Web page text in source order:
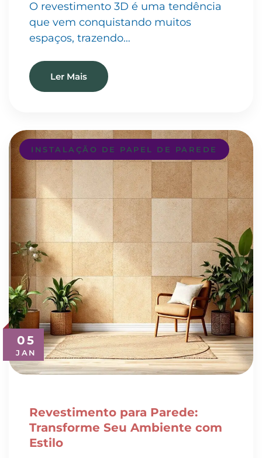
O revestimento 3D é uma tendência
que vem conquistando muitos
espaços, trazendo…
Ler Mais
05
JAN
INSTALAÇÃO DE PAPEL DE PAREDE
Revestimento para Parede:
Transforme Seu Ambiente com
Estilo